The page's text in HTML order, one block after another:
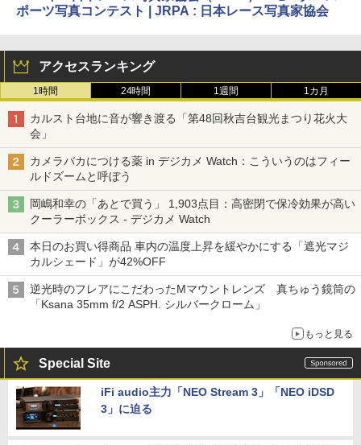
ポーツ写真コンテスト | JRPA : 日本レース写真家協会
アクセスランキング
1時間 24時間 1週間 1カ月
カルスト台地に音が響き渡る「第48回秋吉台観光まつり花火大
会」
カメラバカにつける薬 in デジカメ Watch：こういうのはフィー
ルドズームと呼ぼう
岡嶋和幸の「あとで買う」 1,903点目：高密閉で保冷効果が高い
クーラーボックス - デジカメ Watch
本日のお買い得商品 車内の温度上昇を緩やかにする「遮光マジ
カルシェード」が42%OFF
逆光時のフレアにこだわったMマウントレンズ 真ちゅう鏡筒の
「Ksana 35mm f/2 ASPH. シルバークローム」
もっと見る
Special Site
iFi audio主力「NEO Stream 3」「NEO iDSD
3」に迫る